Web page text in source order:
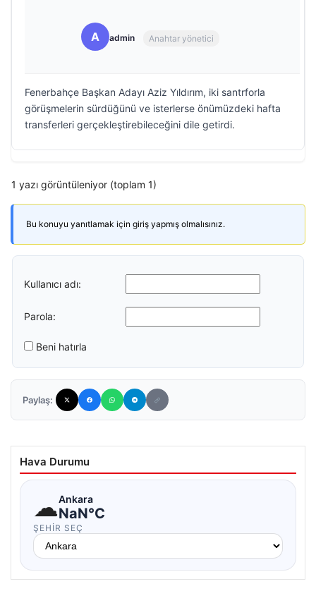
A admin Anahtar yönetici
Fenerbahçe Başkan Adayı Aziz Yıldırım, iki santrforla
görüşmelerin sürdüğünü ve isterlerse önümüzdeki hafta
transferleri gerçekleştirebileceğini dile getirdi.
1 yazı görüntüleniyor (toplam 1)
Bu konuyu yanıtlamak için giriş yapmış olmalısınız.
Kullanıcı adı:
Parola:
Beni hatırla
Paylaş:
Hava Durumu
☁Ankara
NaN°C
ŞEHIR SEÇ